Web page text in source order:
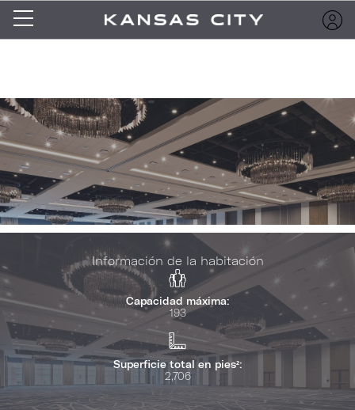
Información de la habitación
Capacidad máxima:
193
Superficie total en pies²:
2,706